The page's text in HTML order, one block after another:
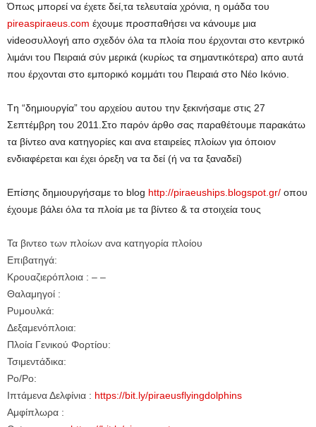
Όπως μπορεί να έχετε δεί,τα τελευταία χρόνια, η ομάδα του
pireaspiraeus.com έχουμε προσπαθήσει να κάνουμε μια
videoσυλλογή απο σχεδόν όλα τα πλοία που έρχονται στο κεντρικό
λιμάνι του Πειραιά σύν μερικά (κυρίως τα σημαντικότερα) απο αυτά
που έρχονται στο εμπορικό κομμάτι του Πειραιά στο Νέο Ικόνιο.
Tη “δημιουργία” του αρχείου αυτου την ξεκινήσαμε στις 27
Σεπτέμβρη του 2011.Στο παρόν άρθο σας παραθέτουμε παρακάτω
τα βίντεο ανα κατηγορίες και ανα εταιρείες πλοίων για όποιον
ενδιαφέρεται και έχει όρεξη να τα δεί (ή να τα ξαναδεί)
Επίσης δημιουργήσαμε το blog http://piraeuships.blogspot.gr/ οπου
έχουμε βάλει όλα τα πλοία με τα βίντεο & τα στοιχεία τους
Τα βιντεο των πλοίων ανα κατηγορία πλοίου
Επιβατηγά:
Κρουαζιερόπλοια : – –
Θαλαμηγοί :
Ρυμουλκά:
Δεξαμενόπλοια:
Πλοία Γενικού Φορτίου:
Τσιμεντάδικα:
Ρο/Ρο:
Ιπτάμενα Δελφίνια : https://bit.ly/piraeusflyingdolphins
Αμφίπλωρα :